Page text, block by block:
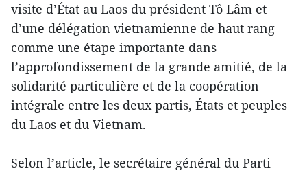
visite d’État au Laos du président Tô Lâm et
d’une délégation vietnamienne de haut rang
comme une étape importante dans
l’approfondissement de la grande amitié, de la
solidarité particulière et de la coopération
intégrale entre les deux partis, États et peuples
du Laos et du Vietnam.
Selon l’article, le secrétaire général du Parti